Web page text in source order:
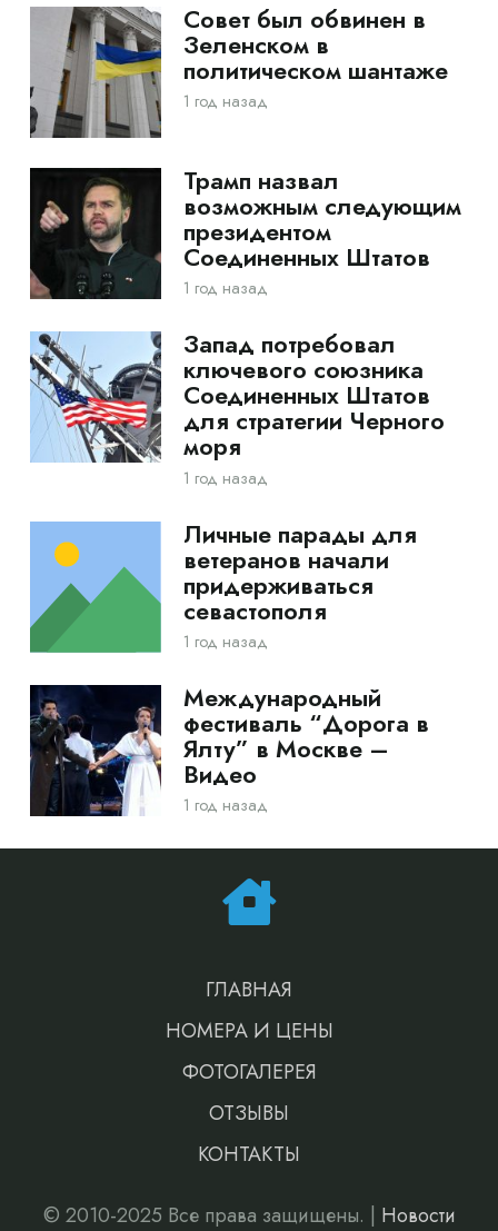
Совет был обвинен в
Зеленском в
политическом шантаже
1 год назад
Трамп назвал
возможным следующим
президентом
Соединенных Штатов
1 год назад
Запад потребовал
ключевого союзника
Соединенных Штатов
для стратегии Черного
моря
1 год назад
Личные парады для
ветеранов начали
придерживаться
севастополя
1 год назад
Международный
фестиваль “Дорога в
Ялту” в Москве –
Видео
1 год назад
ГЛАВНАЯ
НОМЕРА И ЦЕНЫ
ФОТОГАЛЕРЕЯ
ОТЗЫВЫ
КОНТАКТЫ
© 2010-2025 Все права защищены. | Новости